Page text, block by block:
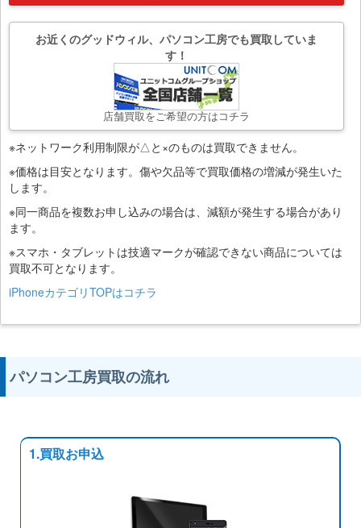
お近くのグッドウィル、パソコン工房でも買取していま
す！
店舗買取をご希望の方はコチラ
※ネットワーク利用制限が△と×のものは買取できません。
※価格は目安となります。傷や欠品等で買取価格の増減が発生いた
します。
※同一商品を複数お申し込みの場合は、減額が発生する場合があり
ます。
※スマホ・タブレットは技適マークが確認できない商品については
買取不可となります。
iPhoneカテゴリTOPはコチラ
パソコン工房買取の流れ
1.買取お申込